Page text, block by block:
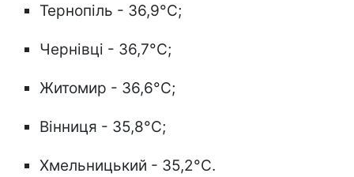
Тернопіль - 36,9°C;
Чернівці - 36,7°C;
Житомир - 36,6°C;
Вінниця - 35,8°C;
Хмельницький - 35,2°C.